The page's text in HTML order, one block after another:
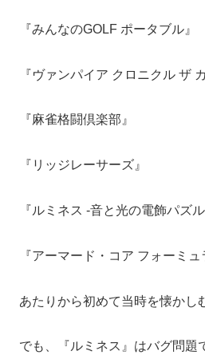
『みんなのGOLF ポータブル』
『ヴァンパイア クロニクル ザ
『麻雀格闘倶楽部』
『リッジレーサーズ』
『ルミネス -音と光の電飾パズル
『アーマード・コア フォーミュ
あたりから初めて当時を懐かし
でも、『ルミネス』はバグ問題